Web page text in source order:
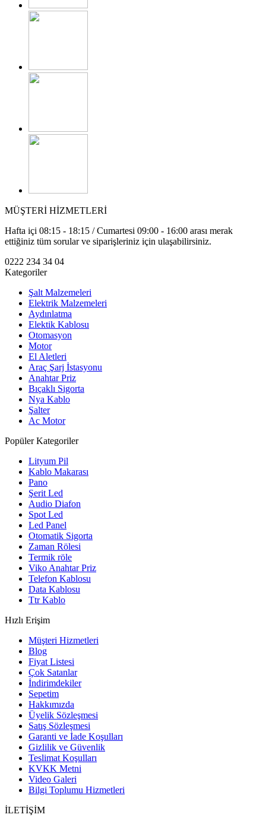
MÜŞTERİ HİZMETLERİ
Hafta içi 08:15 - 18:15 / Cumartesi 09:00 - 16:00 arası merak
ettiğiniz tüm sorular ve siparişleriniz için ulaşabilirsiniz.
0222 234 34 04
Kategoriler
Şalt Malzemeleri
Elektrik Malzemeleri
Aydınlatma
Elektik Kablosu
Otomasyon
Motor
El Aletleri
Araç Şarj İstasyonu
Anahtar Priz
Bıçaklı Sigorta
Nya Kablo
Şalter
Ac Motor
Popüler Kategoriler
Lityum Pil
Kablo Makarası
Pano
Şerit Led
Audio Diafon
Spot Led
Led Panel
Otomatik Sigorta
Zaman Rölesi
Termik röle
Viko Anahtar Priz
Telefon Kablosu
Data Kablosu
Ttr Kablo
Hızlı Erişim
Müşteri Hizmetleri
Blog
Fiyat Listesi
Çok Satanlar
İndirimdekiler
Sepetim
Hakkımızda
Üyelik Sözleşmesi
Satış Sözleşmesi
Garanti ve İade Koşulları
Gizlilik ve Güvenlik
Teslimat Koşulları
KVKK Metni
Video Galeri
Bilgi Toplumu Hizmetleri
İLETİŞİM